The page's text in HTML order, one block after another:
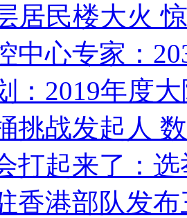
居民楼大火
中心专家：
：2019年度
挑战发起人
打起来了：
香港部队发